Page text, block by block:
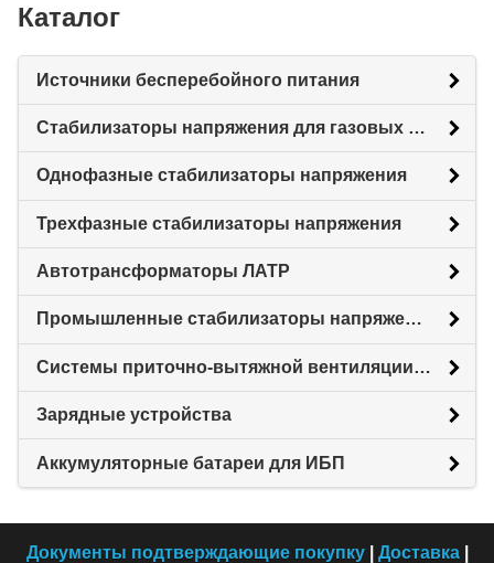
Каталог
Источники бесперебойного питания
Стабилизаторы напряжения для газовых котлов
Однофазные стабилизаторы напряжения
Трехфазные стабилизаторы напряжения
Автотрансформаторы ЛАТР
Промышленные стабилизаторы напряжения
Системы приточно-вытяжной вентиляции с рекуперацией тепловой энергии (Рекуператоры)
Зарядные устройства
Аккумуляторные батареи для ИБП
Документы подтверждающие покупку| Доставка|